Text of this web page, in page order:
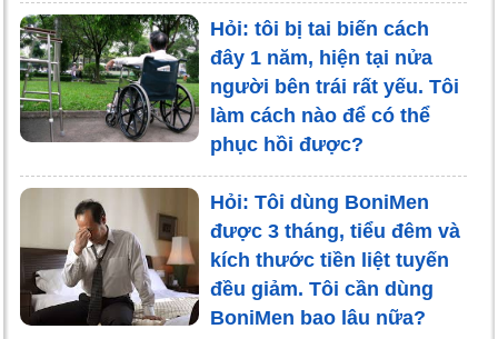
Hỏi: tôi bị tai biến cách
đây 1 năm, hiện tại nửa
người bên trái rất yếu. Tôi
làm cách nào để có thể
phục hồi được?
Hỏi: Tôi dùng BoniMen
được 3 tháng, tiểu đêm và
kích thước tiền liệt tuyến
đều giảm. Tôi cần dùng
BoniMen bao lâu nữa?